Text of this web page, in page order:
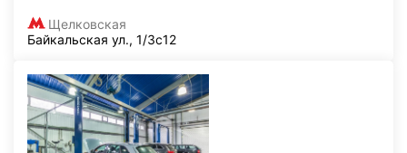
Щелковская
Байкальская ул., 1/3с12